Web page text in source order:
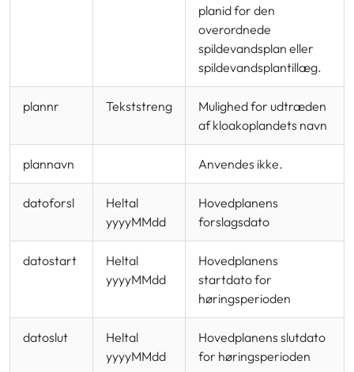
planid for den
overordnede
spildevandsplan eller
spildevandsplantillæg.
plannr Tekststreng
Mulighed for udtræden
af kloakoplandets navn
plannavn Anvendes ikke.
datoforsl
Heltal
yyyyMMdd
Hovedplanens
forslagsdato
datostart
Heltal
yyyyMMdd
Hovedplanens
startdato for
høringsperioden
datoslut
Heltal
yyyyMMdd
Hovedplanens slutdato
for høringsperioden